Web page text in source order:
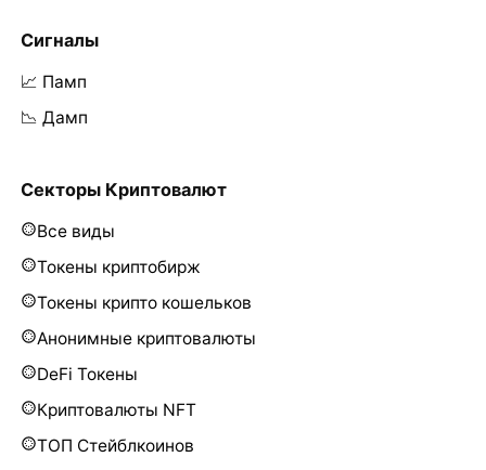
Сигналы
📈 Памп
📉 Дамп
Секторы Криптовалют
Все виды
Токены криптобирж
Токены крипто кошельков
Анонимные криптовалюты
DeFi Токены
Криптовалюты NFT
ТОП Стейблкоинов